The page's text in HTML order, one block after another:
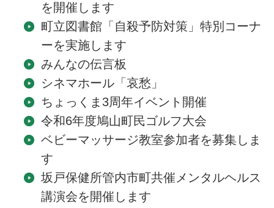
を開催します
町立図書館「自殺予防対策」特別コーナ
ーを実施します
みんなの伝言板
シネマホール「哀愁」
ちょっくま3周年イベント開催
令和6年度鳩山町民ゴルフ大会
ベビーマッサージ教室参加者を募集しま
す
坂戸保健所管内市町共催メンタルヘルス
講演会を開催します